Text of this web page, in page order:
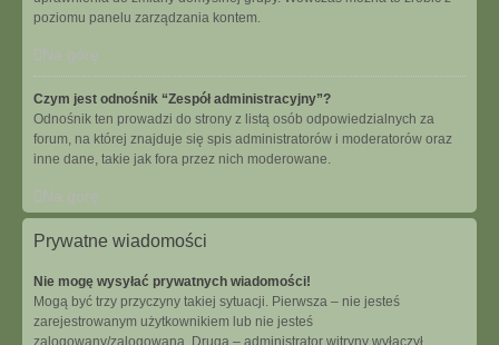
poziomu panelu zarządzania kontem.
Na górę
Czym jest odnośnik “Zespół administracyjny”?
Odnośnik ten prowadzi do strony z listą osób odpowiedzialnych za
forum, na której znajduje się spis administratorów i moderatorów oraz
inne dane, takie jak fora przez nich moderowane.
Na górę
Prywatne wiadomości
Nie mogę wysyłać prywatnych wiadomości!
Mogą być trzy przyczyny takiej sytuacji. Pierwsza – nie jesteś
zarejestrowanym użytkownikiem lub nie jesteś
zalogowany/zalogowana. Druga – administrator witryny wyłączył